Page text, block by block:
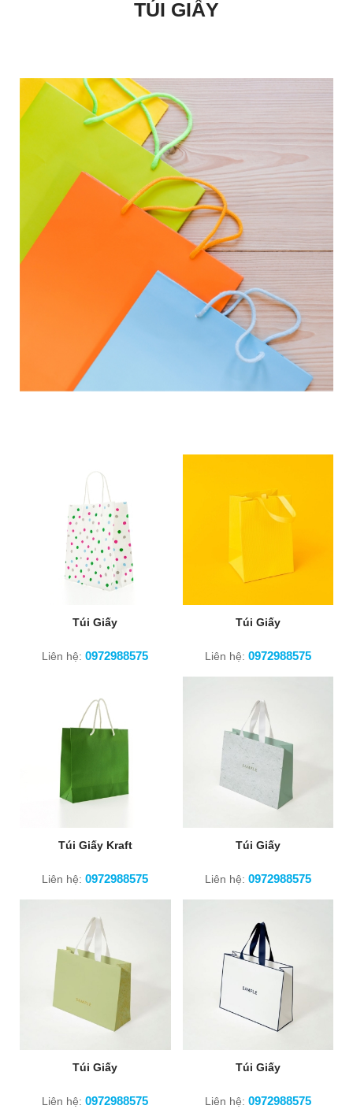
TÚI GIẤY
Túi Giấy
Liên hệ:0972988575
Túi Giấy
Liên hệ: 0972988575
Túi Giấy Kraft
Liên hệ:0972988575
Túi Giấy
Liên hệ: 0972988575
Túi Giấy
Liên hệ:0972988575
Túi Giấy
Liên hệ: 0972988575